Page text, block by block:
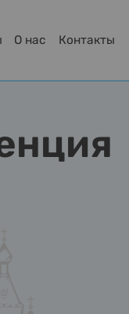
О нас Контакты